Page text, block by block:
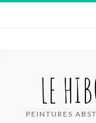
Skip
LE
PEINTURES